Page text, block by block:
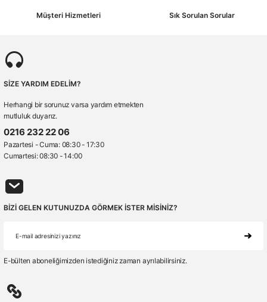
Müşteri Hizmetleri Sık Sorulan Sorular
SİZE YARDIM EDELİM?
Herhangi bir sorunuz varsa yardım etmekten
mutluluk duyarız.
0216 232 22 06
Pazartesi - Cuma: 08:30 - 17:30
Cumartesi: 08:30 - 14:00
BİZİ GELEN KUTUNUZDA GÖRMEK İSTER MİSİNİZ?
E-bülten aboneliğimizden istediğiniz zaman ayrılabilirsiniz.